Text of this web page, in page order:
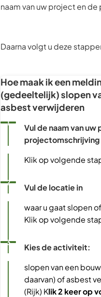
naam van uw project en
Daarna volgt u deze
Hoe maak ik een
(gedeeltelijk) slopen
asbest verwijderen
Vul de naam van
projectomschrijving
Status: Actief
Opvolgingsnummer:
1
Klik op volgende
Vul de locatie in
Status: Actief
Opvolgingsnummer:
2
waar u gaat slopen
Klik op volgende
Kies de activiteit:
Status: Actief
Opvolgingsnummer:
3
slopen van een
daarvan) of asbest
(Rijk) Klik 2 keer op